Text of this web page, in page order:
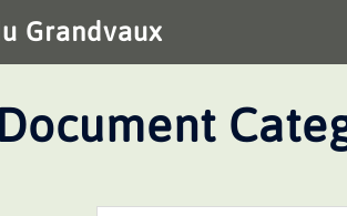
Grandvaux
Document